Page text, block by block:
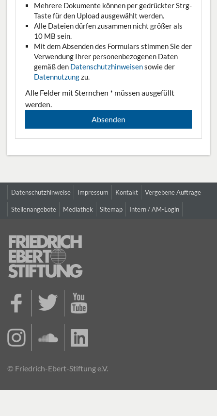
Mehrere Dokumente können per gedrückter Strg-
Taste für den Upload ausgewählt werden.
Alle Dateien dürfen zusammen nicht größer als
10 MB sein.
Mit dem Absenden des Formulars stimmen Sie der
Verwendung Ihrer personenbezogenen Daten
gemäß den Datenschutzhinweisensowie der
Datennutzungzu.
Alle Felder mit Sternchen * müssen ausgefüllt
werden.
Datenschutzhinweise Impressum Kontakt Vergebene Aufträge
Stellenangebote Mediathek Sitemap Intern / AM-Login
© Friedrich-Ebert-Stiftung e.V.